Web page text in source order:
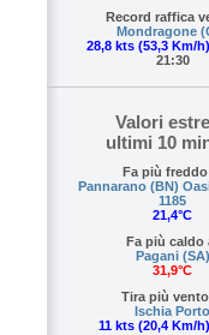
Record raffica
Mondragone
28,8 kts (53,3 Km/
21:30
Valori
ultimi 10
Fa più freddo
Pannarano (BN)
1185
21,4°C
Fa più caldo
Pagani (SA)
31,9°C
Tira più
Ischia Porto
11 kts (20,4 Km/